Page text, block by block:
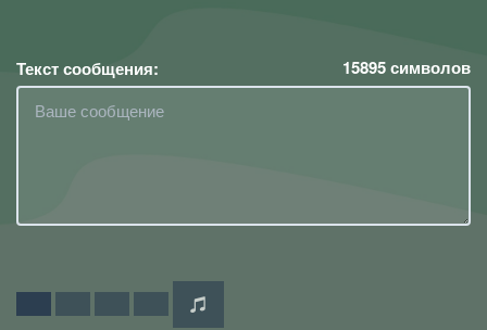
Текст сообщения: 15895символов